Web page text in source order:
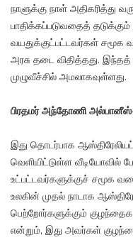
நாளுக்கு நாள் அதிகரித்து
பாதிக்கப்படுவதைத்
வயதுக்குட்பட்டவர்கள்
அரசு தடை விதித்தது.
முழுவீச்சில் அமலாகவுள்ளது.
பிரதமர் அந்தோணி
இது தொடர்பாக
வெளியிட்டுள்ள வீடியோவில்
உட்பட்டவர்களுக்குச் சமூக
உலகின் முதல் நாடாக
பெற்றோர்களுக்கும்
என்றும், இது அவர்கள்